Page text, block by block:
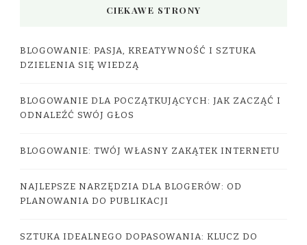
CIEKAWE STRONY
BLOGOWANIE: PASJA, KREATYWNOŚĆ I SZTUKA
DZIELENIA SIĘ WIEDZĄ
BLOGOWANIE DLA POCZĄTKUJĄCYCH: JAK ZACZĄĆ I
ODNALEŹĆ SWÓJ GŁOS
BLOGOWANIE: TWÓJ WŁASNY ZAKĄTEK INTERNETU
NAJLEPSZE NARZĘDZIA DLA BLOGERÓW: OD
PLANOWANIA DO PUBLIKACJI
SZTUKA IDEALNEGO DOPASOWANIA: KLUCZ DO